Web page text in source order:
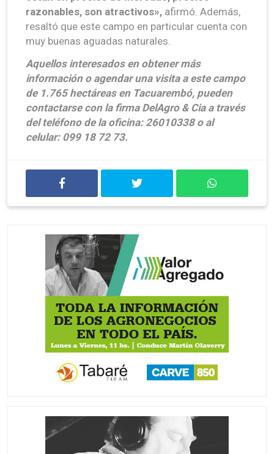
razonables, son atractivos», afirmó. Además,
resaltó que este campo en particular cuenta con
muy buenas aguadas naturales.
Aquellos interesados en obtener más
información o agendar una visita a este campo
de 1.765 hectáreas en Tacuarembó, pueden
contactarse con la firma DelAgro & Cia a través
del teléfono de la oficina: 26010338 o al
celular: 099 18 72 73.